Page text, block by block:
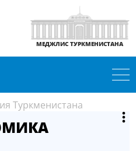
МЕДЖЛИС ТУРКМЕНИСТАНА
Туркменистана